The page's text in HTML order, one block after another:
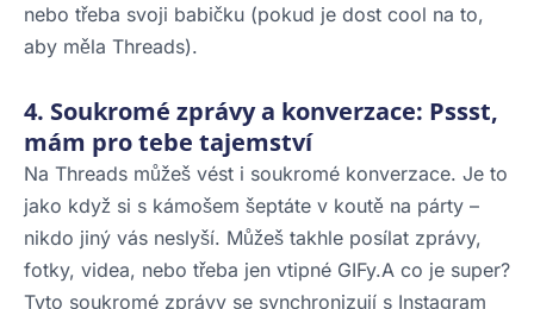
nebo třeba svoji babičku (pokud je dost cool na to,
aby měla Threads).
4. Soukromé zprávy a konverzace: Pssst,
mám pro tebe tajemství
Na Threads můžeš vést i soukromé konverzace. Je to
jako když si s kámošem šeptáte v koutě na párty –
nikdo jiný vás neslyší. Můžeš takhle posílat zprávy,
fotky, videa, nebo třeba jen vtipné GIFy.A co je super?
Tyto soukromé zprávy se synchronizují s Instagram